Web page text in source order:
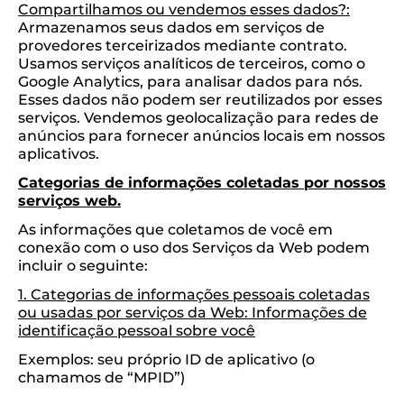
Compartilhamos ou vendemos esses dados?:
Armazenamos seus dados em serviços de
provedores terceirizados mediante contrato.
Usamos serviços analíticos de terceiros, como o
Google Analytics, para analisar dados para nós.
Esses dados não podem ser reutilizados por esses
serviços. Vendemos geolocalização para redes de
anúncios para fornecer anúncios locais em nossos
aplicativos.
Categorias de informações coletadas por nossos
serviços web.
As informações que coletamos de você em
conexão com o uso dos Serviços da Web podem
incluir o seguinte:
1. Categorias de informações pessoais coletadas
ou usadas por serviços da Web: Informações de
identificação pessoal sobre você
Exemplos: seu próprio ID de aplicativo (o
chamamos de “MPID”)